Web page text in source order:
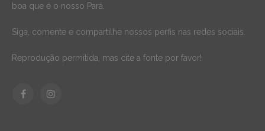
boa que é o nosso Pará.
Siga, comente e compartilhe nossos perfis nas redes sociais.
Reprodução permitida, mas cite a fonte por favor!
FacebookInstagram